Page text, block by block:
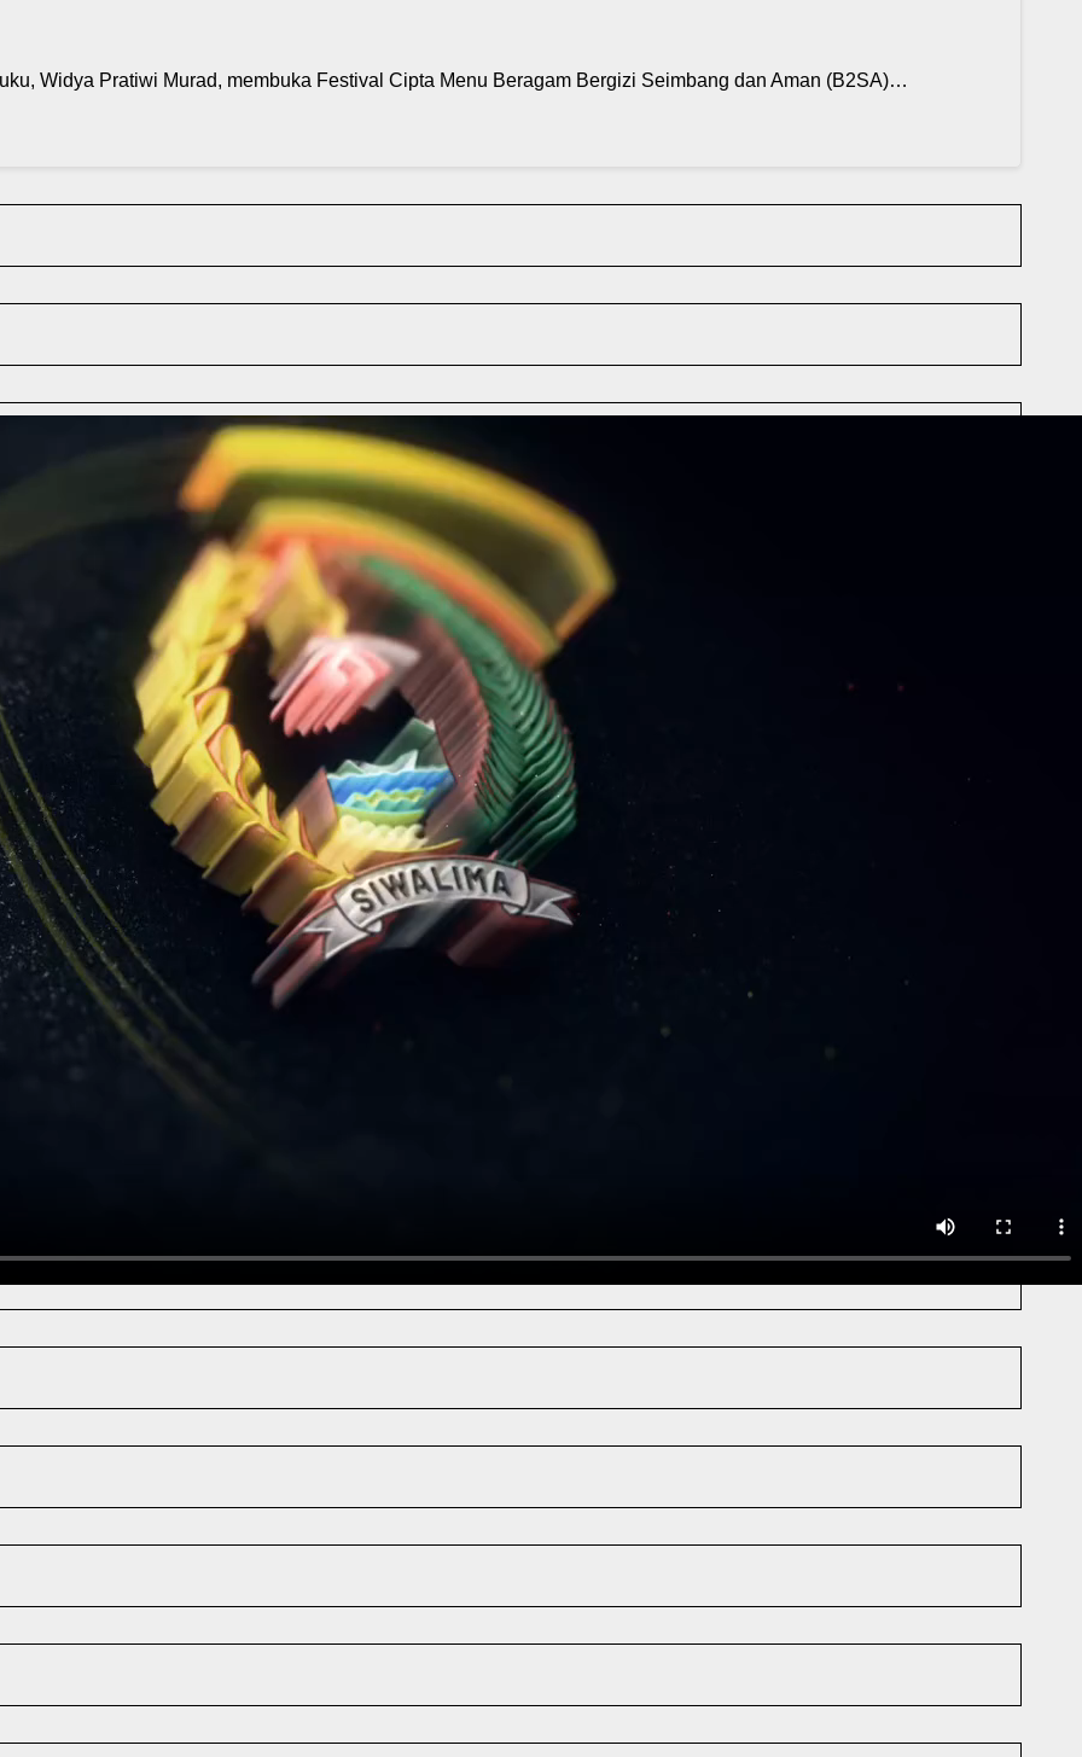
Widya Pratiwi Murad, membuka Festival Cipta Menu Beragam Bergizi Seimbang dan Aman (B2SA)…